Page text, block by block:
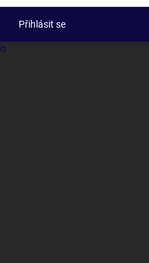
Přihlásit se